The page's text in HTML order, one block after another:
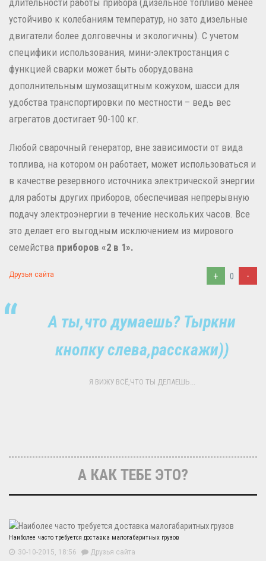
устойчиво к колебаниям температур, но зато дизельные
двигатели более долговечны и экологичны). С учетом
специфики использования, мини-электростанция с
функцией сварки может быть оборудована
дополнительным шумозащитным кожухом, шасси для
удобства транспортировки по местности – ведь вес
агрегатов достигает 90-100 кг.
Любой сварочный генератор, вне зависимости от вида
топлива, на котором он работает, может использоваться и
в качестве резервного источника электрической энергии
для работы других приборов, обеспечивая непрерывную
подачу электроэнергии в течение нескольких часов. Все
это делает его выгодным исключением из мирового
семейства приборов «2 в 1».
Друзья сайта + 0 -
А ты,что думаешь? Тыркни
кнопку слева,расскажи))
Я ВИЖУ ВСЁ,ЧТО ТЫ ДЕЛАЕШЬ...
А КАК ТЕБЕ ЭТО?
Наиболее часто требуется доставка малогабаритных грузов
30-10-2015, 18:56 Друзья сайта